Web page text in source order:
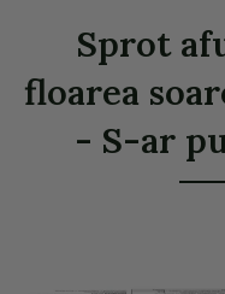
Sprot
floarea
- S-ar